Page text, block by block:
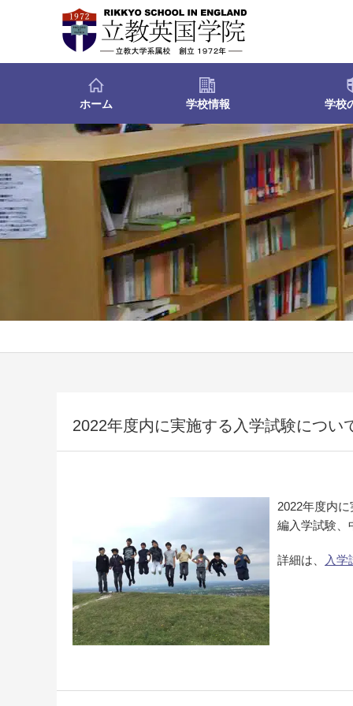
ホーム 学校情報 学校
2022年度内に実施する入学試験につい
2022年度内
編入学試験、
詳細は、 入学